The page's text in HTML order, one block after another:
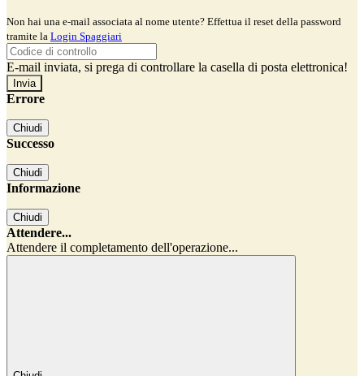
Non hai una e-mail associata al nome utente? Effettua il reset della password
tramite la Login Spaggiari
E-mail inviata, si prega di controllare la casella di posta elettronica!
Errore
Chiudi
Successo
Chiudi
Informazione
Chiudi
Attendere...
Attendere il completamento dell'operazione...